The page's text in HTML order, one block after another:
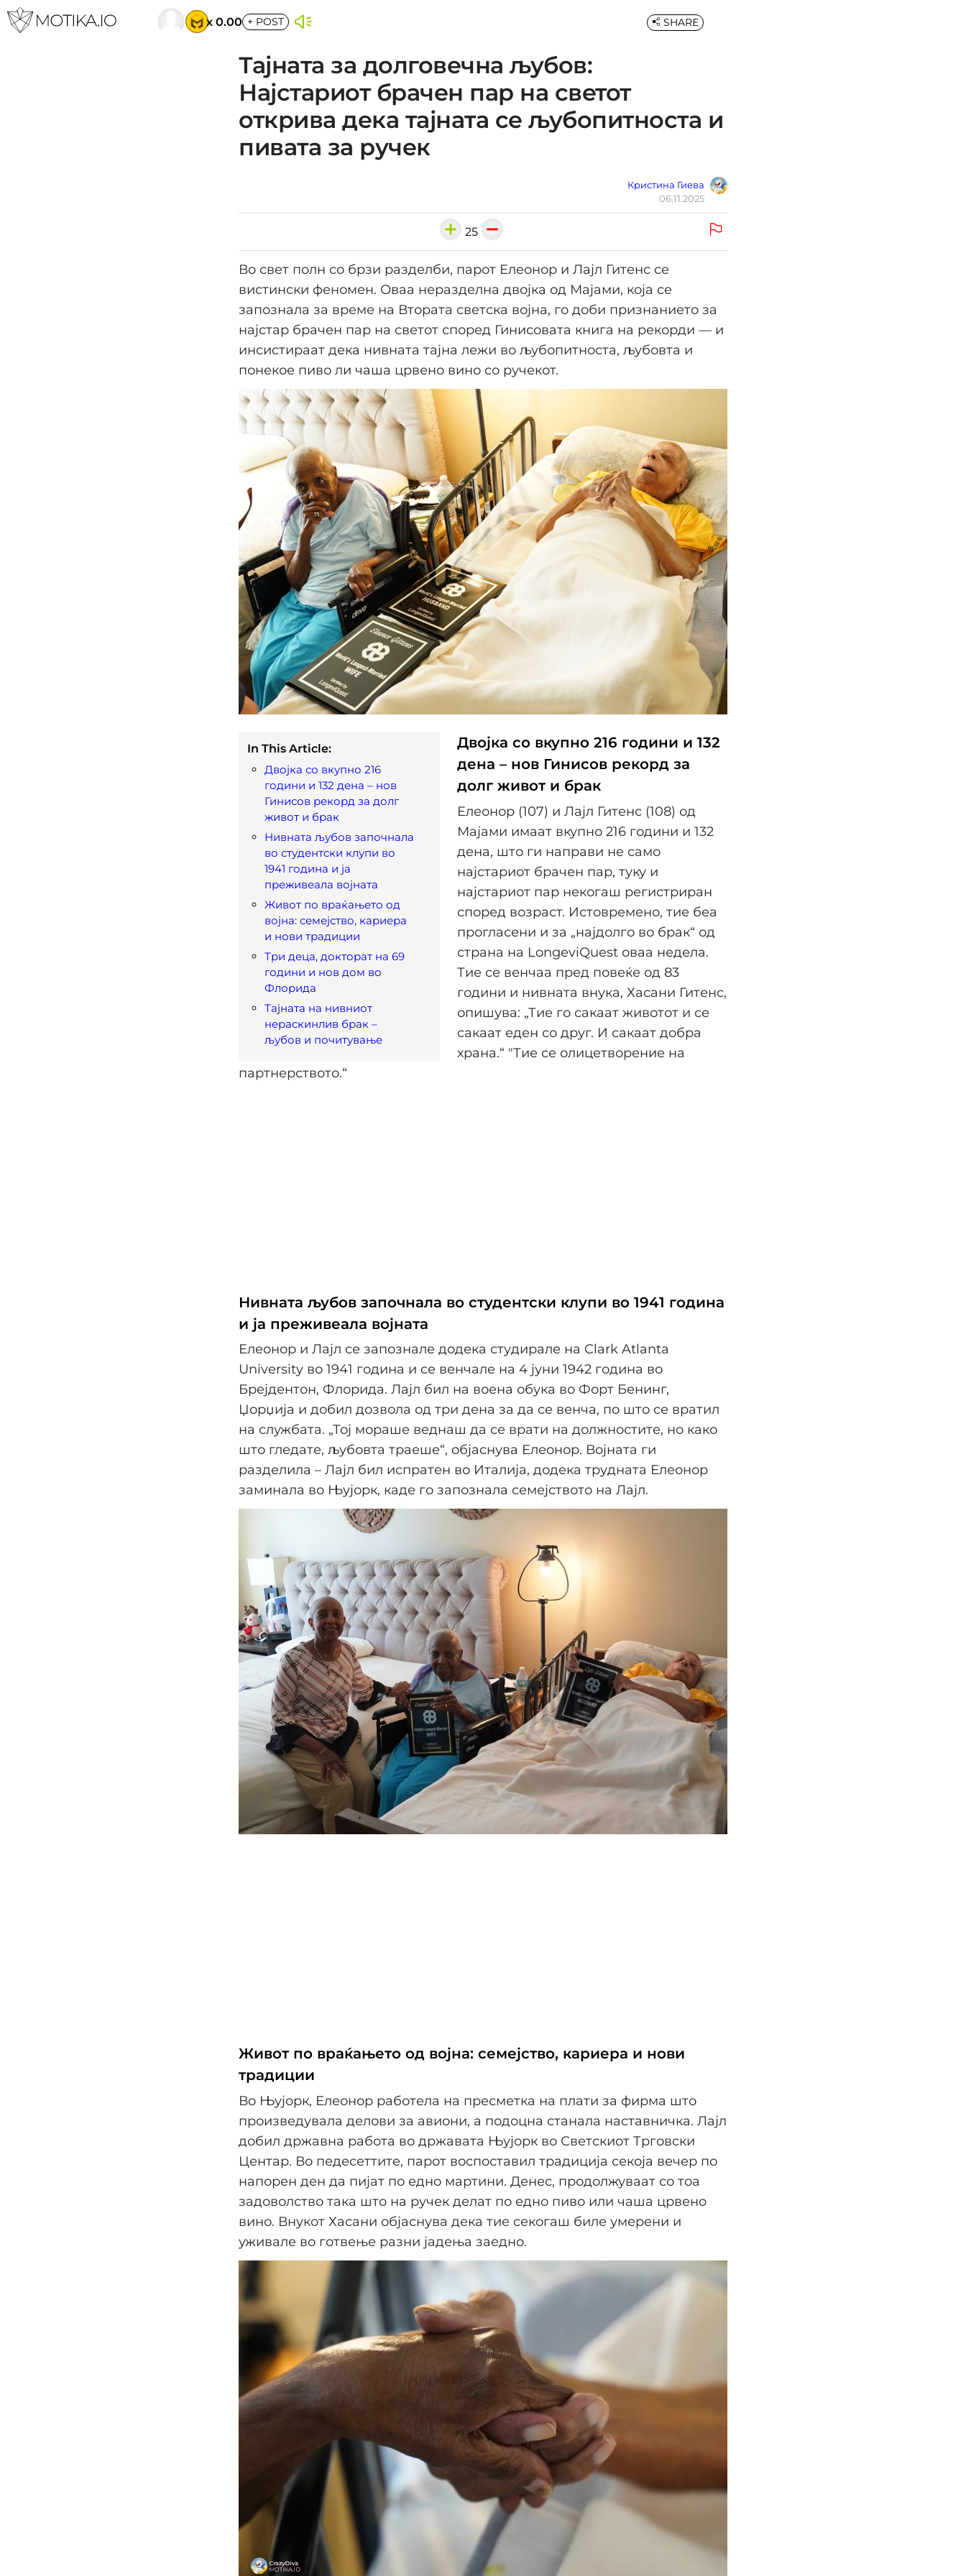
x 0.00 + POST
Тајната за долговечна љубов:
Најстариот брачен пар на светот
открива дека тајната се љубопитноста и
пивата за ручек
Кристина Гиева
06.11.2025
SHARE
25
Во свет полн со брзи разделби, парот Елеонор и Лајл Гитенс се
вистински феномен. Оваа неразделна двојка од Мајами, која се
запознала за време на Втората светска војна, го доби признанието за
најстар брачен пар на светот според Гинисовата книга на рекорди — и
инсистираат дека нивната тајна лежи во љубопитноста, љубовта и
понекое пиво ли чаша црвено вино со ручекот.
In This Article:
Двојка со вкупно 216
години и 132 дена – нов
Гинисов рекорд за долг
живот и брак
Нивната љубов започнала
во студентски клупи во
1941 година и ја
преживеала војната
Живот по враќањето од
војна: семејство, кариера
и нови традиции
Три деца, докторат на 69
години и нов дом во
Флорида
Тајната на нивниот
нераскинлив брак –
љубов и почитување
Двојка со вкупно 216 години и 132
дена – нов Гинисов рекорд за
долг живот и брак
Елеонор (107) и Лајл Гитенс (108) од
Мајами имаат вкупно 216 години и 132
дена, што ги направи не само
најстариот брачен пар, туку и
најстариот пар некогаш регистриран
според возраст. Истовремено, тие беа
прогласени и за „најдолго во брак“ од
страна на LongeviQuest оваа недела.
Тие се венчаа пред повеќе од 83
години и нивната внука, Хасани Гитенс,
опишува: „Тие го сакаат животот и се
сакаат еден со друг. И сакаат добра
храна.“ "Тие се олицетворение на
партнерството.“
Нивната љубов започнала во студентски клупи во 1941 година
и ја преживеала војната
Елеонор и Лајл се запознале додека студирале на Clark Atlanta
University во 1941 година и се венчале на 4 јуни 1942 година во
Брејдентон, Флорида. Лајл бил на воена обука во Форт Бенинг,
Џорџија и добил дозвола од три дена за да се венча, по што се вратил
на службата. „Тој мораше веднаш да се врати на должностите, но како
што гледате, љубовта траеше“, објаснува Елеонор. Војната ги
разделила – Лајл бил испратен во Италија, додека трудната Елеонор
заминала во Њујорк, каде го запознала семејството на Лајл.
Живот по враќањето од војна: семејство, кариера и нови
традиции
Во Њујорк, Елеонор работела на пресметка на плати за фирма што
произведувала делови за авиони, а подоцна станала наставничка. Лајл
добил државна работа во државата Њујорк во Светскиот Трговски
Центар. Во педесеттите, парот воспоставил традиција секоја вечер по
напорен ден да пијат по едно мартини. Денес, продолжуваат со тоа
задоволство така што на ручек делат по едно пиво или чаша црвено
вино. Внукот Хасани објаснува дека тие секогаш биле умерени и
уживале во готвење разни јадења заедно.